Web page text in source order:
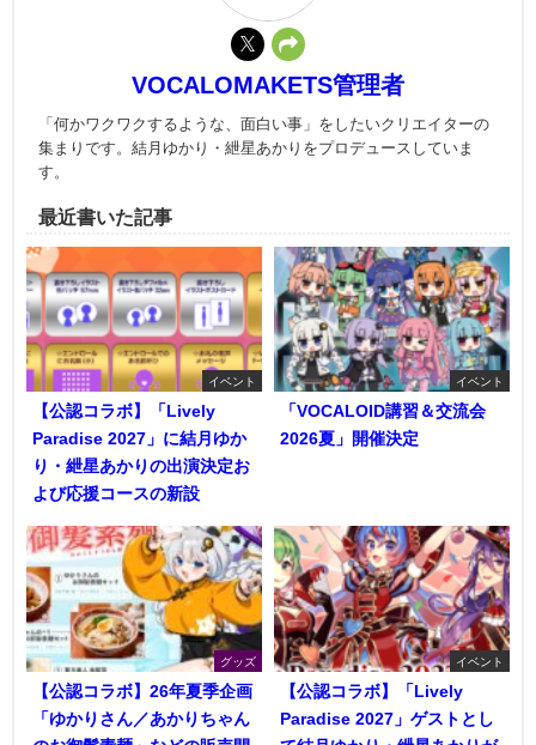
VOCALOMAKETS管理者
「何かワクワクするような、面白い事」をしたいクリエイターの
集まりです。結月ゆかり・紲星あかりをプロデュースしていま
す。
最近書いた記事
イベント
【公認コラボ】「Lively
Paradise 2027」に結月ゆか
り・紲星あかりの出演決定お
よび応援コースの新設
イベント
「VOCALOID講習＆交流会
2026夏」開催決定
グッズ
【公認コラボ】26年夏季企画
「ゆかりさん／あかりちゃん
イベント
【公認コラボ】「Lively
Paradise 2027」ゲストとし